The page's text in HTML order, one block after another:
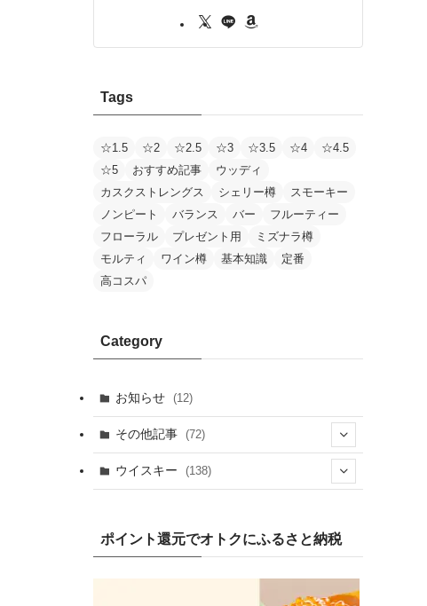
Tags
☆1.5 ☆2 ☆2.5 ☆3 ☆3.5 ☆4
☆4.5
☆5
おすすめ記事
ウッディ
カスクストレングス
シェリー樽
スモーキー
ノンピート
バランス バー
フルーティー
フローラル
プレゼント用
ミズナラ樽
モルティ
ワイン樽 基本知識
定番
高コスパ
Category
お知らせ (12)
その他記事 (72)
(2)
(7)
(20)
ウイスキー (138)
(1)
(19)
ポイント還元でオトクにふるさと納税